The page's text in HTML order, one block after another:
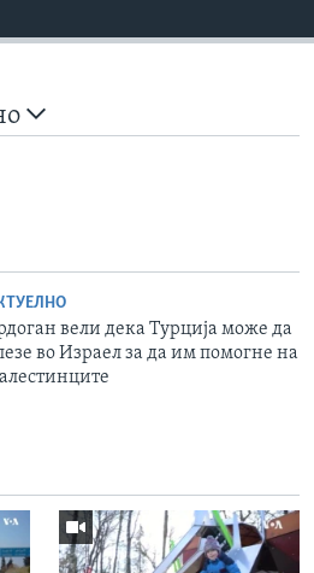
вели дека Турција може да
во Израел за да им помогне на